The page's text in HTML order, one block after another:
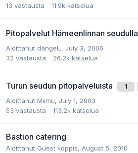
13 vastausta 11.9k katselua
Pitopalvelut Hämeenlinnan seudulla
Aloittanut dangel_ , July 3, 2006
32 vastausta 26.2k katselua
Turun seudun pitopalveluista 1
Aloittanut Miimu, July 1, 2003
53 vastausta 113.2k katselua
Bastion catering
Aloittanut Guest koppis, August 5, 2010